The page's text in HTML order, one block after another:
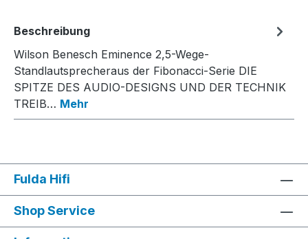
Beschreibung
Wilson Benesch Eminence 2,5-Wege-
Standlautsprecheraus der Fibonacci-Serie DIE
SPITZE DES AUDIO-DESIGNS UND DER TECHNIK
TREIB… Mehr
Fulda Hifi
Shop Service